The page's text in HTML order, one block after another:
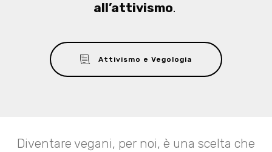
all’attivismo.
Attivismo e Vegologia
Diventare vegani, per noi, è una scelta che